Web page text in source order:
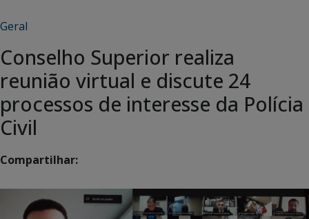
Geral
Conselho Superior realiza
reunião virtual e discute 24
processos de interesse da Polícia
Civil
Compartilhar: